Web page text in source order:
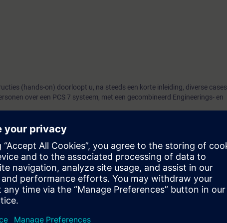
(hands-on) doorloopt u, na steeds een korte inleiding, diverse cases.
over een PCS 7 systeem, met een gecombineerd Engineerings- en
van het Process Control Systeem SIMATIC PCS 7.
neo.
kennismaking met het systeem voor een brede doelgroep.
niet nodig.